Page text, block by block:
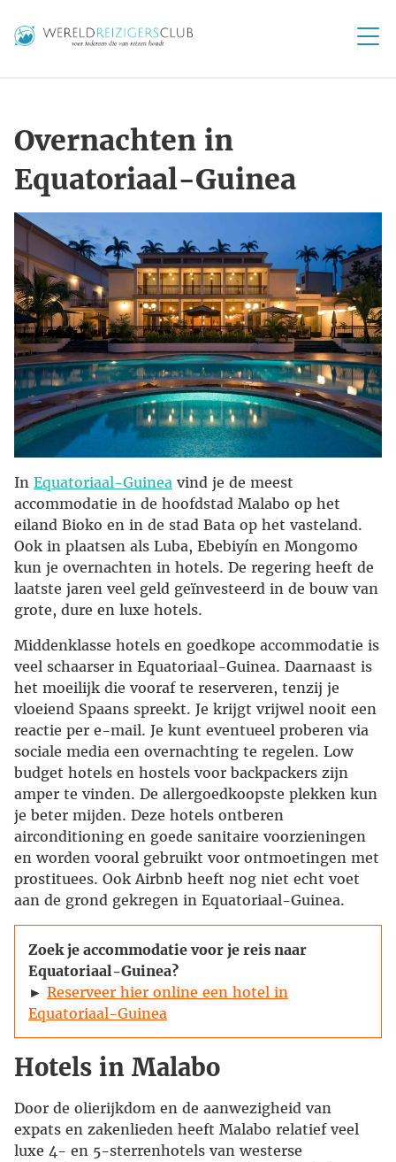
Overnachten in
Equatoriaal-Guinea
In Equatoriaal-Guinea vind je de meest
accommodatie in de hoofdstad Malabo op het
eiland Bioko en in de stad Bata op het vasteland.
Ook in plaatsen als Luba, Ebebiyín en Mongomo
kun je overnachten in hotels. De regering heeft de
laatste jaren veel geld geïnvesteerd in de bouw van
grote, dure en luxe hotels.
Middenklasse hotels en goedkope accommodatie is
veel schaarser in Equatoriaal-Guinea. Daarnaast is
het moeilijk die vooraf te reserveren, tenzij je
vloeiend Spaans spreekt. Je krijgt vrijwel nooit een
reactie per e-mail. Je kunt eventueel proberen via
sociale media een overnachting te regelen. Low
budget hotels en hostels voor backpackers zijn
amper te vinden. De allergoedkoopste plekken kun
je beter mijden. Deze hotels ontberen
airconditioning en goede sanitaire voorzieningen
en worden vooral gebruikt voor ontmoetingen met
prostituees. Ook Airbnb heeft nog niet echt voet
aan de grond gekregen in Equatoriaal-Guinea.
Zoek je accommodatie voor je reis naar
Equatoriaal-Guinea?
► Reserveer hier online een hotel in
Equatoriaal-Guinea
Hotels in Malabo
Door de olierijkdom en de aanwezigheid van
expats en zakenlieden heeft Malabo relatief veel
luxe 4- en 5-sterrenhotels van westerse